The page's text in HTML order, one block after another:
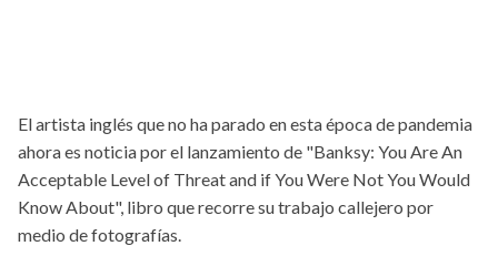
El artista inglés que no ha parado en esta época de pandemia
ahora es noticia por el lanzamiento de "Banksy: You Are An
Acceptable Level of Threat and if You Were Not You Would
Know About", libro que recorre su trabajo callejero por
medio de fotografías.